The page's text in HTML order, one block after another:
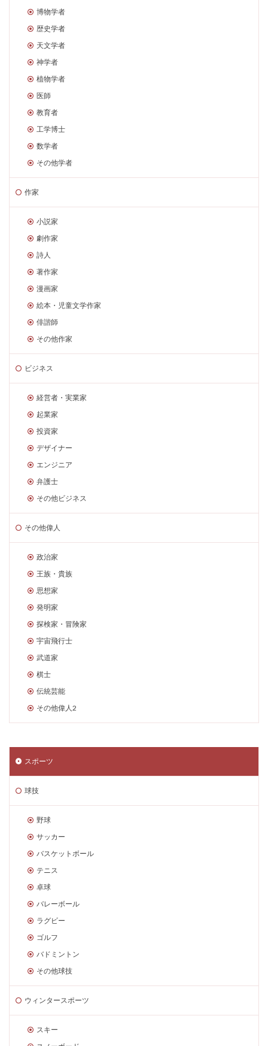
博物学者
歴史学者
天文学者
神学者
植物学者
医師
教育者
工学博士
数学者
その他学者
作家
小説家
劇作家
詩人
著作家
漫画家
絵本・児童文学作家
俳諧師
その他作家
ビジネス
経営者・実業家
起業家
投資家
デザイナー
エンジニア
弁護士
その他ビジネス
その他偉人
政治家
王族・貴族
思想家
発明家
探検家・冒険家
宇宙飛行士
武道家
棋士
伝統芸能
その他偉人2
スポーツ
球技
野球
サッカー
バスケットボール
テニス
卓球
バレーボール
ラグビー
ゴルフ
バドミントン
その他球技
ウィンタースポーツ
スキー